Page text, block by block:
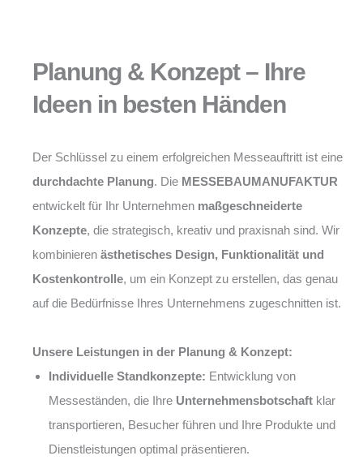
Planung & Konzept – Ihre
Ideen in besten Händen
Der Schlüssel zu einem erfolgreichen Messeauftritt ist eine
durchdachte Planung. Die MESSEBAUMANUFAKTUR
entwickelt für Ihr Unternehmen maßgeschneiderte
Konzepte, die strategisch, kreativ und praxisnah sind. Wir
kombinieren ästhetisches Design, Funktionalität und
Kostenkontrolle, um ein Konzept zu erstellen, das genau
auf die Bedürfnisse Ihres Unternehmens zugeschnitten ist.
Unsere Leistungen in der Planung & Konzept:
Individuelle Standkonzepte: Entwicklung von
Messeständen, die Ihre Unternehmensbotschaft klar
transportieren, Besucher führen und Ihre Produkte und
Dienstleistungen optimal präsentieren.